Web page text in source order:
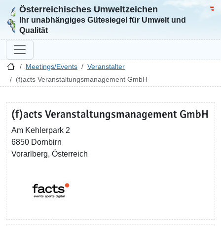
Zur Startseite
Österreichisches Umweltzeichen
Ihr unabhängiges Gütesiegel für Umwelt und
Qualität
Meetings/Events
Veranstalter
(f)acts Veranstaltungsmanagement GmbH
(f)acts Veranstaltungsmanagement GmbH
Am Kehlerpark 2
6850 Dornbirn
Vorarlberg, Österreich